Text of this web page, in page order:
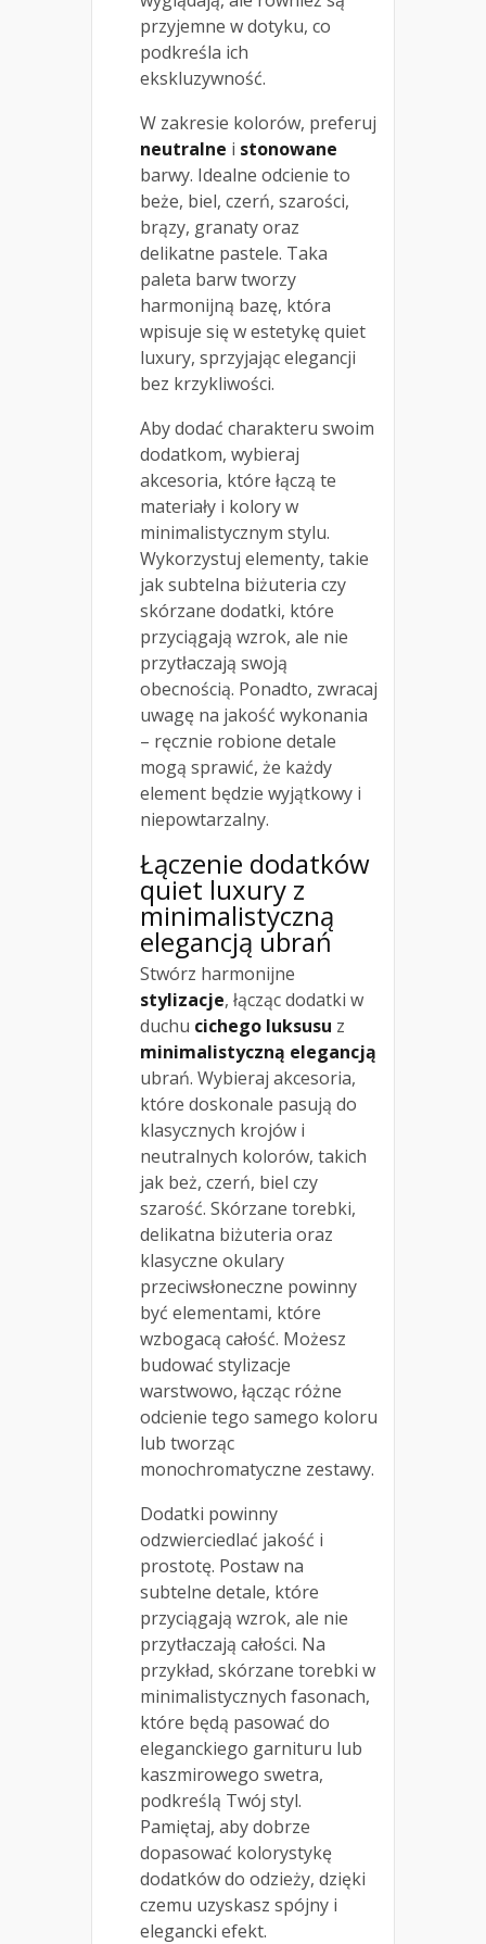
przyjemne w dotyku, co
podkreśla ich
ekskluzywność.
W zakresie kolorów, preferuj
neutralne i stonowane
barwy. Idealne odcienie to
beże, biel, czerń, szarości,
brązy, granaty oraz
delikatne pastele. Taka
paleta barw tworzy
harmonijną bazę, która
wpisuje się w estetykę quiet
luxury, sprzyjając elegancji
bez krzykliwości.
Aby dodać charakteru swoim
dodatkom, wybieraj
akcesoria, które łączą te
materiały i kolory w
minimalistycznym stylu.
Wykorzystuj elementy, takie
jak subtelna biżuteria czy
skórzane dodatki, które
przyciągają wzrok, ale nie
przytłaczają swoją
obecnością. Ponadto, zwracaj
uwagę na jakość wykonania
– ręcznie robione detale
mogą sprawić, że każdy
element będzie wyjątkowy i
niepowtarzalny.
Łączenie dodatków
quiet luxury z
minimalistyczną
elegancją ubrań
Stwórz harmonijne
stylizacje, łącząc dodatki w
duchu cichego luksusu z
minimalistyczną elegancją
ubrań. Wybieraj akcesoria,
które doskonale pasują do
klasycznych krojów i
neutralnych kolorów, takich
jak beż, czerń, biel czy
szarość. Skórzane torebki,
delikatna biżuteria oraz
klasyczne okulary
przeciwsłoneczne powinny
być elementami, które
wzbogacą całość. Możesz
budować stylizacje
warstwowo, łącząc różne
odcienie tego samego koloru
lub tworząc
monochromatyczne zestawy.
Dodatki powinny
odzwierciedlać jakość i
prostotę. Postaw na
subtelne detale, które
przyciągają wzrok, ale nie
przytłaczają całości. Na
przykład, skórzane torebki w
minimalistycznych fasonach,
które będą pasować do
eleganckiego garnituru lub
kaszmirowego swetra,
podkreślą Twój styl.
Pamiętaj, aby dobrze
dopasować kolorystykę
dodatków do odzieży, dzięki
czemu uzyskasz spójny i
elegancki efekt.